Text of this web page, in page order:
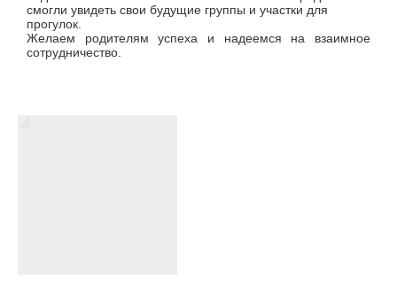
смогли увидеть свои будущие группы и участки для
прогулок.
Желаем родителям успеха и надеемся на взаимное
сотрудничество.